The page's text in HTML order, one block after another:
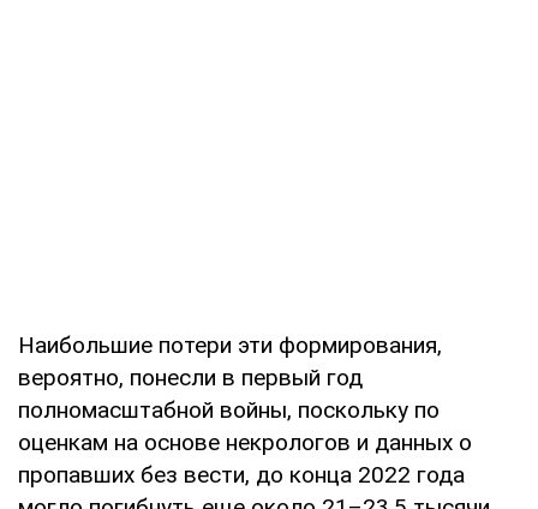
Наибольшие потери эти формирования,
вероятно, понесли в первый год
полномасштабной войны, поскольку по
оценкам на основе некрологов и данных о
пропавших без вести, до конца 2022 года